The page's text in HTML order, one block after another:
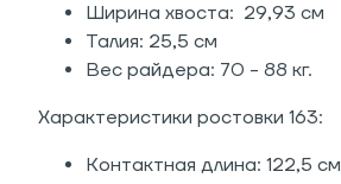
Ширина хвоста: 29,93 см
Талия: 25,5 см
Вес райдера: 70 - 88 кг.
Характеристики ростовки 163:
Контактная длина: 122,5 см